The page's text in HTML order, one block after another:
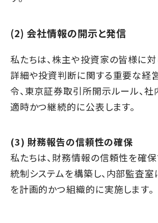
(2) 会社情報の開示と発信
私たちは、株主や投資家の皆様に対
詳細や投資判断に関する重要な経
令、東京証券取引所開示ルール、
適時かつ継続的に公表します。
(3) 財務報告の信頼性の確保
私たちは、財務情報の信頼性を確
統制システムを構築し、内部監査室
を計画的かつ組織的に実施します。